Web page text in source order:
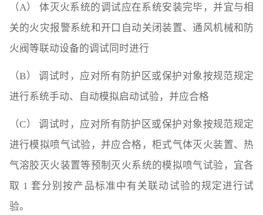
（A） 体灭火系统的调试应在系统安装完毕，并宜与相
关的火灾报警系统和开口自动关闭装置、通风机械和防
火阀等联动设备的调试同时进行
（B） 调试时，应对所有防护区或保护对象按规范规定
进行系统手动、自动模拟启动试验，并应合格
（C） 调试时，应对所有防护区或保护对象按规范规定
进行模拟喷气试验，并应合格，柜式气体灭火装置、热
气溶胶灭火装置等预制灭火系统的模拟喷气试验，宜各
取 1 套分别按产品标准中有关联动试验的规定进行试
验。